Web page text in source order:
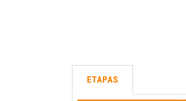
ETAPAS